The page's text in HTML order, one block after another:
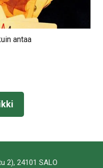
antaa
2), 24101 SALO